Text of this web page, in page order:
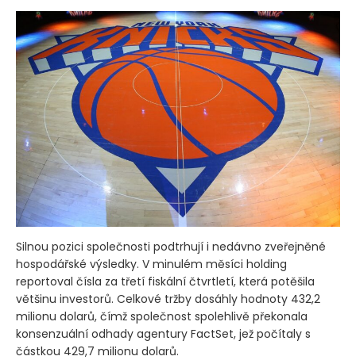
Silnou pozici společnosti podtrhují i nedávno zveřejněné
hospodářské výsledky. V minulém měsíci holding
reportoval čísla za třetí fiskální čtvrtletí, která potěšila
většinu investorů. Celkové tržby dosáhly hodnoty 432,2
milionu dolarů, čímž společnost spolehlivě překonala
konsenzuální odhady agentury FactSet, jež počítaly s
částkou 429,7 milionu dolarů.